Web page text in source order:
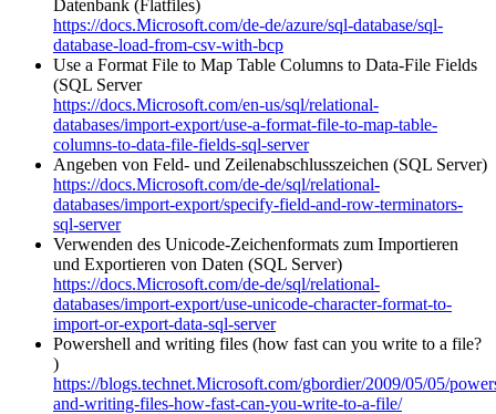
Datenbank (Flatfiles)
https://docs.Microsoft.com/de-de/azure/sql-database/sql-
database-load-from-csv-with-bcp
Use a Format File to Map Table Columns to Data-File Fields
(SQL Server
https://docs.Microsoft.com/en-us/sql/relational-
databases/import-export/use-a-format-file-to-map-table-
columns-to-data-file-fields-sql-server
Angeben von Feld- und Zeilenabschlusszeichen (SQL Server)
https://docs.Microsoft.com/de-de/sql/relational-
databases/import-export/specify-field-and-row-terminators-
sql-server
Verwenden des Unicode-Zeichenformats zum Importieren
und Exportieren von Daten (SQL Server)
https://docs.Microsoft.com/de-de/sql/relational-
databases/import-export/use-unicode-character-format-to-
import-or-export-data-sql-server
Powershell and writing files (how fast can you write to a file?
)
https://blogs.technet.Microsoft.com/gbordier/2009/05/05/
and-writing-files-how-fast-can-you-write-to-a-file/